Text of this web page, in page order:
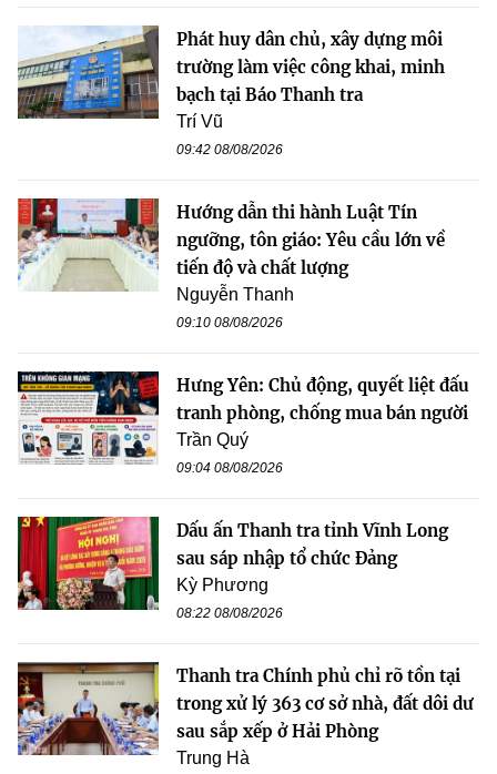
Phát huy dân chủ, xây dựng môi
trường làm việc công khai, minh
bạch tại Báo Thanh tra
Trí Vũ
09:42 08/08/2026
Hướng dẫn thi hành Luật Tín
ngưỡng, tôn giáo: Yêu cầu lớn về
tiến độ và chất lượng
Nguyễn Thanh
09:10 08/08/2026
Hưng Yên: Chủ động, quyết liệt đấu
tranh phòng, chống mua bán người
Trần Quý
09:04 08/08/2026
Dấu ấn Thanh tra tỉnh Vĩnh Long
sau sáp nhập tổ chức Đảng
Kỳ Phương
08:22 08/08/2026
Thanh tra Chính phủ chỉ rõ tồn tại
trong xử lý 363 cơ sở nhà, đất dôi dư
sau sắp xếp ở Hải Phòng
Trung Hà